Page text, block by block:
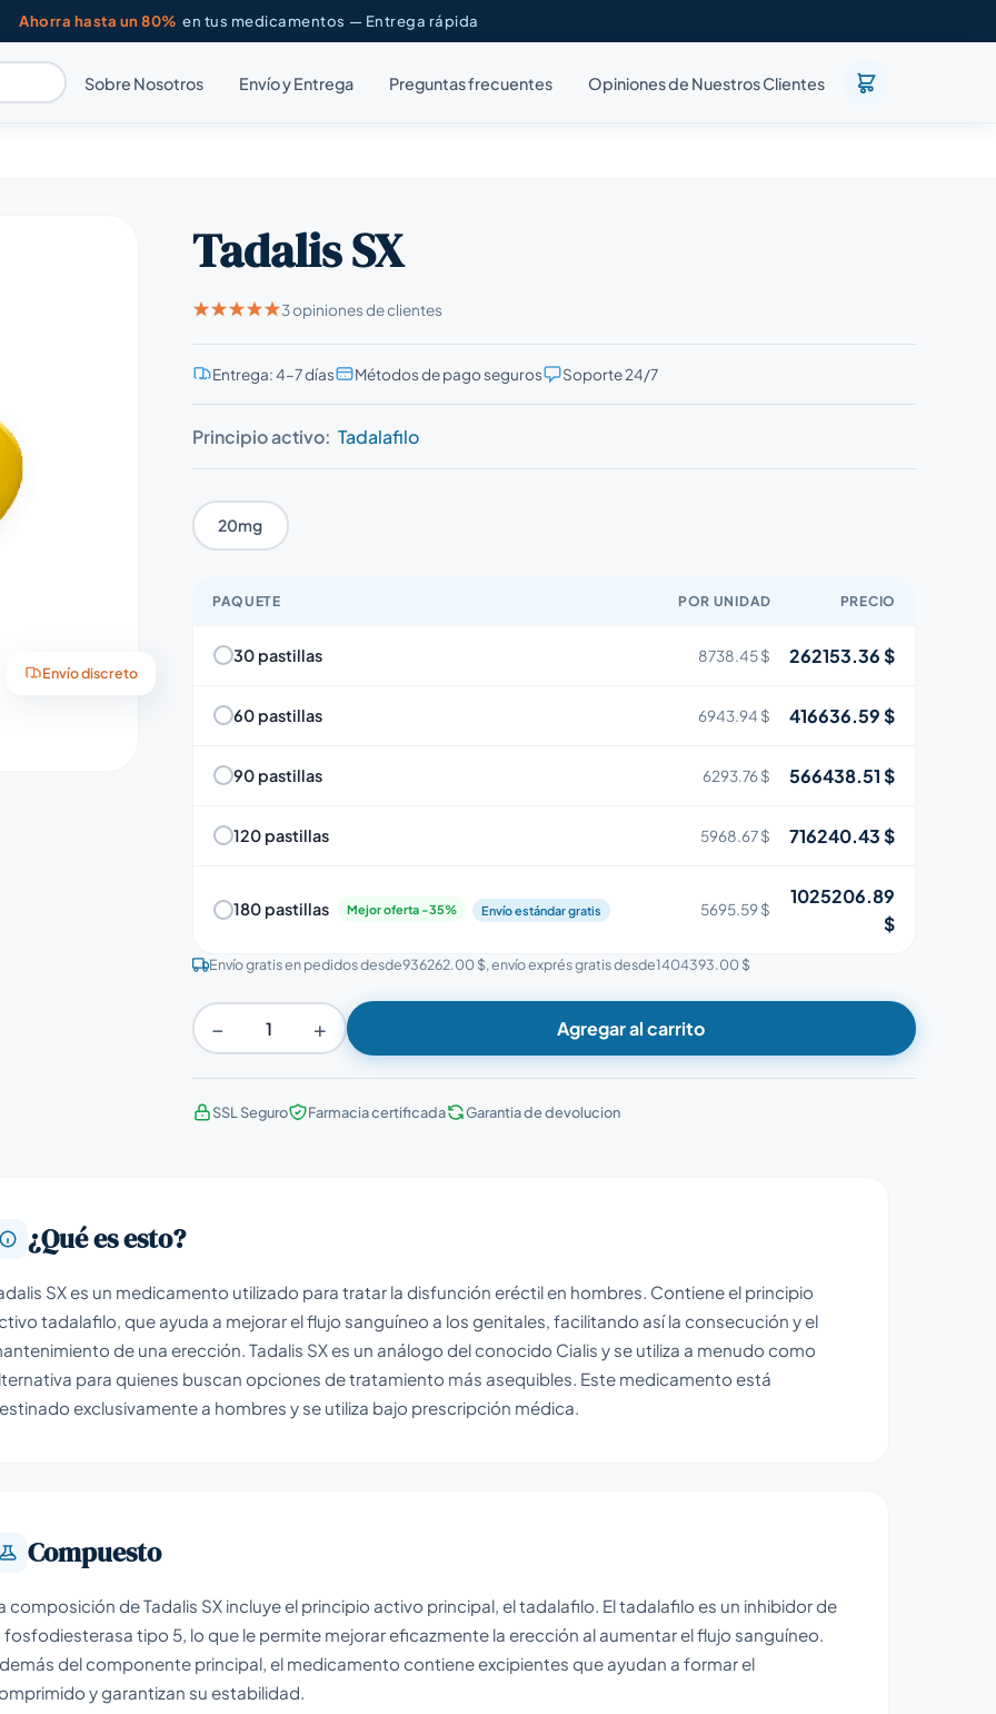
Ahorra hasta un 80% en tus medicamentos — Entrega rápida
Sobre Nosotros Envío y Entrega Preguntas frecuentes Opiniones de Nuestros Clientes
Envío discreto
Tadalis SX
3 opiniones de clientes
Entrega: 4–7 días Métodos de pago seguros Soporte 24/7
Principio activo: Tadalafilo
20mg
PAQUETE POR UNIDAD PRECIO
30 pastillas 8738.45 $ 262153.36 $
60 pastillas 6943.94 $ 416636.59 $
90 pastillas 6293.76 $ 566438.51 $
120 pastillas 5968.67 $ 716240.43 $
180 pastillas Mejor oferta -35% Envío estándar gratis 5695.59 $
1025206.89
$
Envío gratis en pedidos desde936262.00 $, envío exprés gratis desde1404393.00 $
− + Agregar al carrito
SSL Seguro Farmacia certificada Garantia de devolucion
¿Qué es esto?
SX es un medicamento utilizado para tratar la disfunción eréctil en hombres. Contiene el principio
tadalafilo, que ayuda a mejorar el flujo sanguíneo a los genitales, facilitando así la consecución y el
de una erección. Tadalis SX es un análogo del conocido Cialis y se utiliza a menudo como
para quienes buscan opciones de tratamiento más asequibles. Este medicamento está
exclusivamente a hombres y se utiliza bajo prescripción médica.
Compuesto
composición de Tadalis SX incluye el principio activo principal, el tadalafilo. El tadalafilo es un inhibidor de
fosfodiesterasa tipo 5, lo que le permite mejorar eficazmente la erección al aumentar el flujo sanguíneo.
del componente principal, el medicamento contiene excipientes que ayudan a formar el
y garantizan su estabilidad.